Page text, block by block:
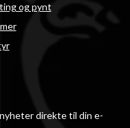
og pynt
direkte til din e-